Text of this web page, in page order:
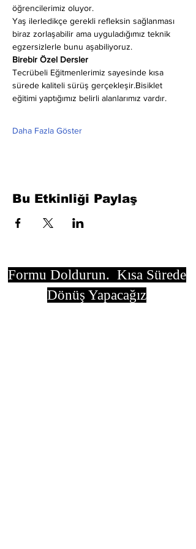
öğrencilerimiz oluyor.
Yaş ilerledikçe gerekli refleksin sağlanması
biraz zorlaşabilir ama uyguladığımız teknik
egzersizlerle bunu aşabiliyoruz.
Birebir Özel Dersler
Tecrübeli Eğitmenlerimiz sayesinde kısa
sürede kaliteli sürüş gerçekleşir.Bisiklet
eğitimi yaptığımız belirli alanlarımız vardır.
Daha Fazla Göster
Bu Etkinliği Paylaş
Formu Doldurun. Kısa Sürede
Dönüş Yapacağız